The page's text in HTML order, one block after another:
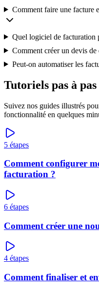
Comment faire une facture
Quel logiciel de facturation
Comment créer un devis
Peut-on automatiser les
Tutoriels pas à pas
Suivez nos guides illustrés
fonctionnalité en quelques
5 étapes
Comment configurer
facturation ?
6 étapes
Comment créer une
4 étapes
Comment finaliser et